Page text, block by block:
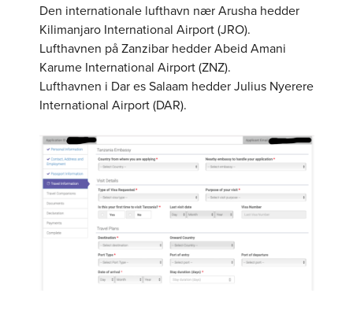
Den internationale lufthavn nær Arusha hedder
Kilimanjaro International Airport (JRO).
Lufthavnen på Zanzibar hedder Abeid Amani
Karume International Airport (ZNZ).
Lufthavnen i Dar es Salaam hedder Julius Nyerere
International Airport (DAR).